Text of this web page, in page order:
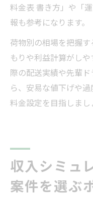
料金表 書き方」や「
報も参考になります。
荷物別の相場を把握
もりや利益計算がし
際の配送実績や先輩
ら、安易な値下げや
料金設定を目指しまし
収入シミュ
案件を選ぶ